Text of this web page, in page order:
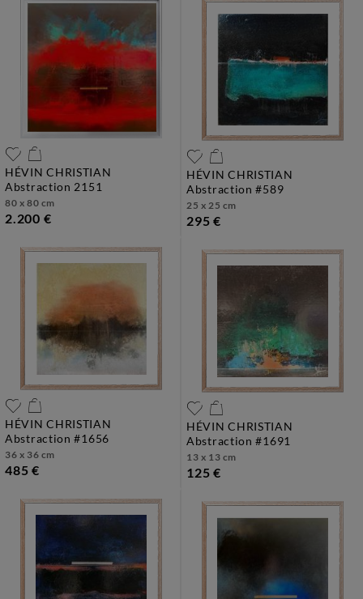
HÉVIN CHRISTIAN
abstraction 2151
80 x 80 cm
2.200 €
HÉVIN CHRISTIAN
abstraction #589
25 x 25 cm
295 €
HÉVIN CHRISTIAN
abstraction #1656
36 x 36 cm
485 €
HÉVIN CHRISTIAN
abstraction #1691
13 x 13 cm
125 €